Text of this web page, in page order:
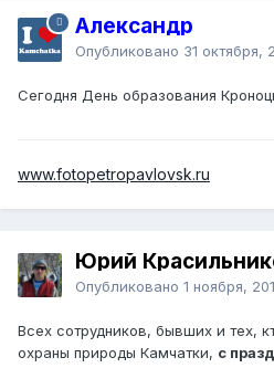
Александр
Опубликовано 31 октября,
Сегодня День образования
www.fotopetropavlovsk.ru
Юрий
Опубликовано 1 ноября,
Всех сотрудников, бывших и тех,
охраны природы Камчатки, с